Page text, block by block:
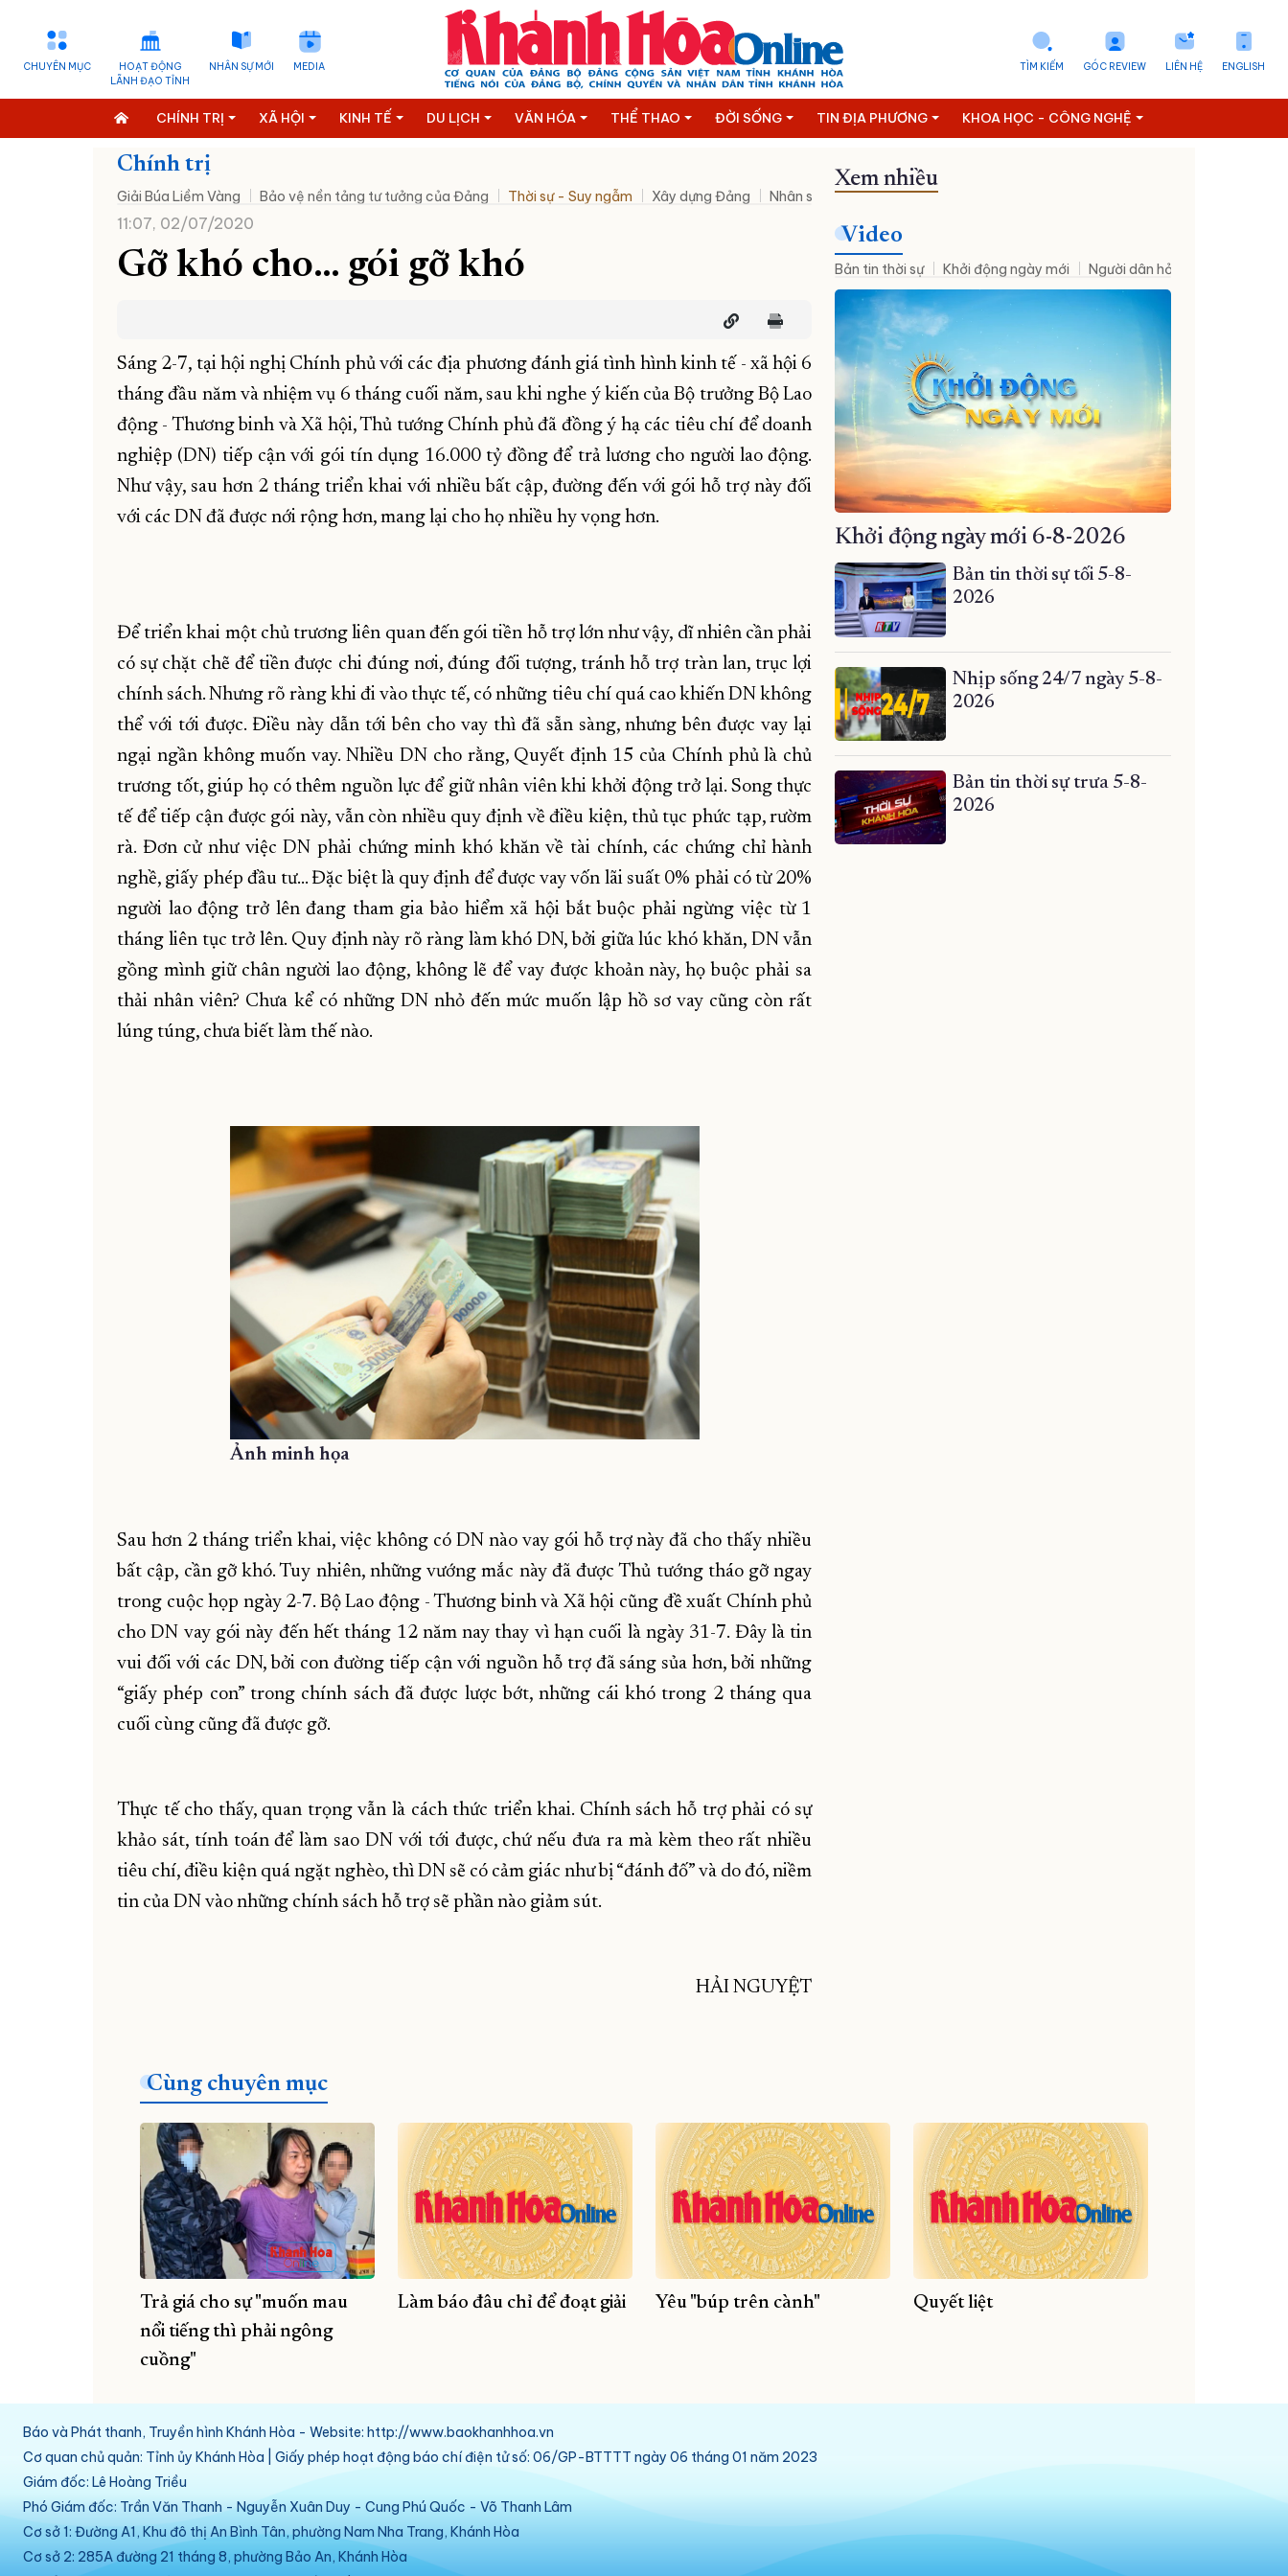
CHUYÊN MỤC
HOẠT ĐỘNG
LÃNH ĐẠO TỈNH
NHÂN SỰ MỚI MEDIA ENGLISH
LIÊN HỆ
GÓC REVIEW
TÌM KIẾM
CHÍNH TRỊ XÃ HỘI KINH TẾ DU LỊCH VĂN HÓA THỂ THAO ĐỜI SỐNG TIN ĐỊA PHƯƠNG KHOA HỌC - CÔNG NGHỆ
Chính trị
Giải Búa Liềm Vàng Bảo vệ nền tảng tư tưởng của Đảng Thời sự - Suy ngẫm Xây dựng Đảng Nhân sự mới Đưa NQ09 vào cuộc sống
11:07, 02/07/2020
Gỡ khó cho… gói gỡ khó
Sáng 2-7, tại hội nghị Chính phủ với các địa phương đánh giá tình hình kinh tế - xã hội 6
tháng đầu năm và nhiệm vụ 6 tháng cuối năm, sau khi nghe ý kiến của Bộ trưởng Bộ Lao
động - Thương binh và Xã hội, Thủ tướng Chính phủ đã đồng ý hạ các tiêu chí để doanh
nghiệp (DN) tiếp cận với gói tín dụng 16.000 tỷ đồng để trả lương cho người lao động.
Như vậy, sau hơn 2 tháng triển khai với nhiều bất cập, đường đến với gói hỗ trợ này đối
với các DN đã được nới rộng hơn, mang lại cho họ nhiều hy vọng hơn.
Để triển khai một chủ trương liên quan đến gói tiền hỗ trợ lớn như vậy, dĩ nhiên cần phải
có sự chặt chẽ để tiền được chi đúng nơi, đúng đối tượng, tránh hỗ trợ tràn lan, trục lợi
chính sách. Nhưng rõ ràng khi đi vào thực tế, có những tiêu chí quá cao khiến DN không
thể với tới được. Điều này dẫn tới bên cho vay thì đã sẵn sàng, nhưng bên được vay lại
ngại ngần không muốn vay. Nhiều DN cho rằng, Quyết định 15 của Chính phủ là chủ
trương tốt, giúp họ có thêm nguồn lực để giữ nhân viên khi khởi động trở lại. Song thực
tế để tiếp cận được gói này, vẫn còn nhiều quy định về điều kiện, thủ tục phức tạp, rườm
rà. Đơn cử như việc DN phải chứng minh khó khăn về tài chính, các chứng chỉ hành
nghề, giấy phép đầu tư... Đặc biệt là quy định để được vay vốn lãi suất 0% phải có từ 20%
người lao động trở lên đang tham gia bảo hiểm xã hội bắt buộc phải ngừng việc từ 1
tháng liên tục trở lên. Quy định này rõ ràng làm khó DN, bởi giữa lúc khó khăn, DN vẫn
gồng mình giữ chân người lao động, không lẽ để vay được khoản này, họ buộc phải sa
thải nhân viên? Chưa kể có những DN nhỏ đến mức muốn lập hồ sơ vay cũng còn rất
lúng túng, chưa biết làm thế nào.
Ảnh minh họa
Sau hơn 2 tháng triển khai, việc không có DN nào vay gói hỗ trợ này đã cho thấy nhiều
bất cập, cần gỡ khó. Tuy nhiên, những vướng mắc này đã được Thủ tướng tháo gỡ ngay
trong cuộc họp ngày 2-7. Bộ Lao động - Thương binh và Xã hội cũng đề xuất Chính phủ
cho DN vay gói này đến hết tháng 12 năm nay thay vì hạn cuối là ngày 31-7. Đây là tin
vui đối với các DN, bởi con đường tiếp cận với nguồn hỗ trợ đã sáng sủa hơn, bởi những
“giấy phép con” trong chính sách đã được lược bớt, những cái khó trong 2 tháng qua
cuối cùng cũng đã được gỡ.
Thực tế cho thấy, quan trọng vẫn là cách thức triển khai. Chính sách hỗ trợ phải có sự
khảo sát, tính toán để làm sao DN với tới được, chứ nếu đưa ra mà kèm theo rất nhiều
tiêu chí, điều kiện quá ngặt nghèo, thì DN sẽ có cảm giác như bị “đánh đố” và do đó, niềm
tin của DN vào những chính sách hỗ trợ sẽ phần nào giảm sút.
HẢI NGUYỆT
Xem nhiều
Video
Bản tin thời sự Khởi động ngày mới Người dân hỏi – Cơ quan nhà
Khởi động ngày mới 6-8-2026
Bản tin thời sự tối 5-8-
2026
Nhịp sống 24/7 ngày 5-8-
2026
Bản tin thời sự trưa 5-8-
2026
Cùng chuyên mục
Trả giá cho sự "muốn mau
nổi tiếng thì phải ngông
cuồng"
Làm báo đâu chỉ để đoạt giải Yêu "búp trên cành" Quyết liệt
Báo và Phát thanh, Truyền hình Khánh Hòa - Website: http://www.baokhanhhoa.vn
Cơ quan chủ quản: Tỉnh ủy Khánh Hòa | Giấy phép hoạt động báo chí điện tử số: 06/GP-BTTTT ngày 06 tháng 01 năm 2023
Giám đốc: Lê Hoàng Triều
Phó Giám đốc: Trần Văn Thanh - Nguyễn Xuân Duy - Cung Phú Quốc - Võ Thanh Lâm
Cơ sở 1: Đường A1, Khu đô thị An Bình Tân, phường Nam Nha Trang, Khánh Hòa
Cơ sở 2: 285A đường 21 tháng 8, phường Bảo An, Khánh Hòa